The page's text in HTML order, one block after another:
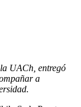
UACh, entregó
a